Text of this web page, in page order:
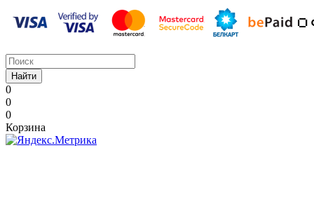
Найти
0
0
0
Корзина